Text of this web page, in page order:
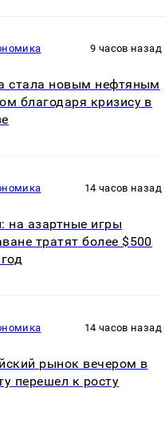
9 часов назад
стала новым нефтяным
благодаря кризису в
14 часов назад
на азартные игры
тратят более $500
14 часов назад
рынок вечером в
перешел к росту